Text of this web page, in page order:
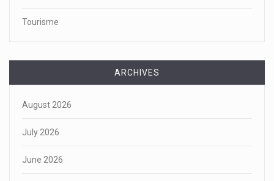
Tourisme
ARCHIVES
August 2026
July 2026
June 2026